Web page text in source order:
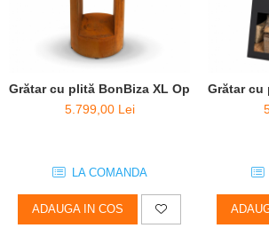
Grătar cu plită BonBiza XL Open - D 100cm
5.799,00 Lei
LA COMANDA
ADAUGA IN COS
Grătar cu